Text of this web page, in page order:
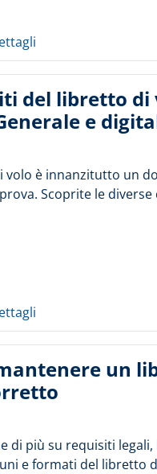
del libretto di
e
volo è innanzitutto un
Scoprite le diverse
un
di più su requisiti legali,
e formati del libretto